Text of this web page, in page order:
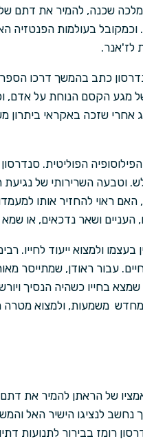
שכנה, להמיר את דתם של
בעולמות הפנטזיה
לז'אנר.
כתב בהמשך דרכו
מגע הקסם הנוחת על אדם,
שזכה באקראי ביתרון
הפוליטית.
וטבעה השרירותי של
ראוי להחזיר אותו
העניים ושאר נדכאים, או
ולמצוא ייעוד לחייו.
עבור ראודן, שמתייסר
שמצא בחייו כשהיה הנסיך
משמעות, ולמצוא מטרה
של הראתן להמיר את
לנציגו הישיר האל
רומז בבירור לתנועות